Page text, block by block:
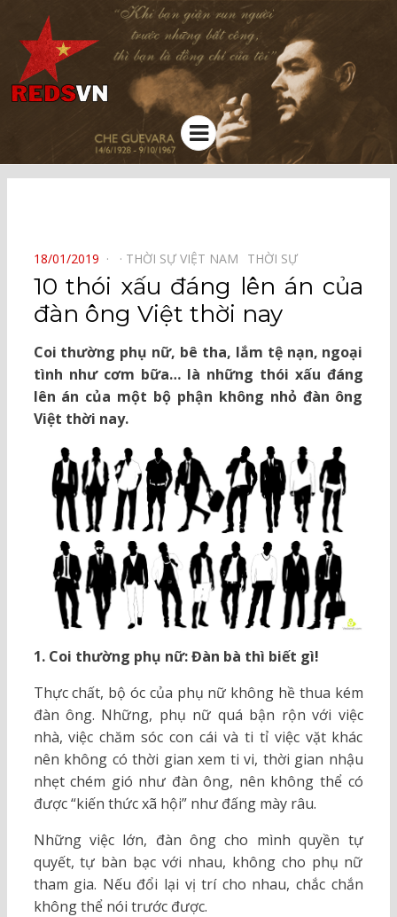
Kênh chia sẻ tri thức cộng đồng
Menu
POSTED
ON
18/01/2019 THỜI SỰ VIỆT NAM⠀ THỜI SỰ⠀
10 thói xấu đáng lên án của
đàn ông Việt thời nay
Coi thường phụ nữ, bê tha, lắm tệ nạn, ngoại
tình như cơm bữa… là những thói xấu đáng
lên án của một bộ phận không nhỏ đàn ông
Việt thời nay.
1. Coi thường phụ nữ: Đàn bà thì biết gì!
Thực chất, bộ óc của phụ nữ không hề thua kém
đàn ông. Những, phụ nữ quá bận rộn với việc
nhà, việc chăm sóc con cái và ti tỉ việc vặt khác
nên không có thời gian xem ti vi, thời gian nhậu
nhẹt chém gió như đàn ông, nên không thể có
được “kiến thứcxã hội” như đấng mày râu.
Những việc lớn, đàn ông cho mình quyền tự
quyết, tự bàn bạc với nhau, không cho phụ nữ
tham gia. Nếu đổi lại vị trí cho nhau, chắc chắn
không thể nói trước được.